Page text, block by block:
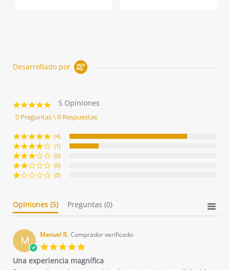
Desarrollado por
4.8
star
rating
5 Opiniones
0 Preguntas \ 0 Respuestas
(4)
(1)
(0)
(0)
(0)
Opiniones (5) Preguntas (0)
M Manuel R. Comprador verificado
rating
Una experiencia magnífica